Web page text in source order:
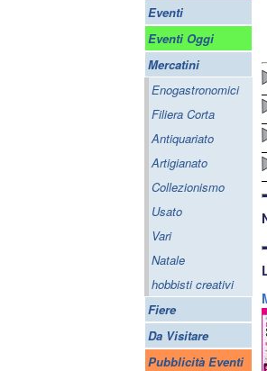
Eventi
Eventi Oggi
Mercatini
Enogastronomici
Filiera Corta
Antiquariato
Artigianato
Collezionismo
Usato
Vari
Natale
hobbisti creativi
Fiere
Da Visitare
Pubblicità Eventi